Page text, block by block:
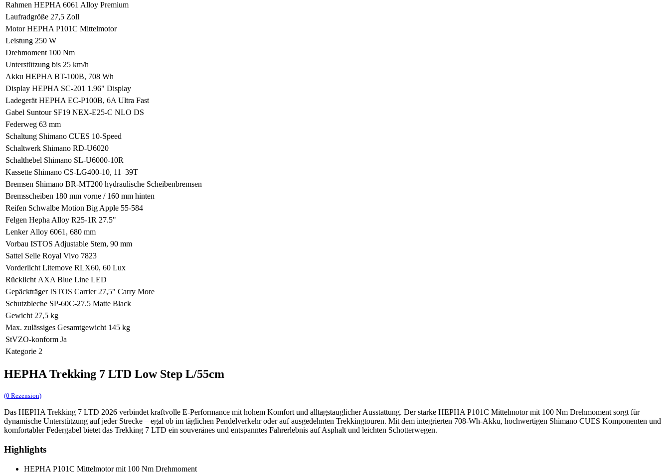
Rahmen HEPHA 6061 Alloy Premium
Laufradgröße 27,5 Zoll
Motor HEPHA P101C Mittelmotor
Leistung 250 W
Drehmoment 100 Nm
Unterstützung bis 25 km/h
Akku HEPHA BT-100B, 708 Wh
Display HEPHA SC-201 1.96" Display
Ladegerät HEPHA EC-P100B, 6A Ultra Fast
Gabel Suntour SF19 NEX-E25-C NLO DS
Federweg 63 mm
Schaltung Shimano CUES 10-Speed
Schaltwerk Shimano RD-U6020
Schalthebel Shimano SL-U6000-10R
Kassette Shimano CS-LG400-10, 11–39T
Bremsen Shimano BR-MT200 hydraulische Scheibenbremsen
Bremsscheiben 180 mm vorne / 160 mm hinten
Reifen Schwalbe Motion Big Apple 55-584
Felgen Hepha Alloy R25-1R 27.5"
Lenker Alloy 6061, 680 mm
Vorbau ISTOS Adjustable Stem, 90 mm
Sattel Selle Royal Vivo 7823
Vorderlicht Litemove RLX60, 60 Lux
Rücklicht AXA Blue Line LED
Gepäckträger ISTOS Carrier 27,5" Carry More
Schutzbleche SP-60C-27.5 Matte Black
Gewicht 27,5 kg
Max. zulässiges Gesamtgewicht 145 kg
StVZO-konform Ja
Kategorie 2
HEPHA Trekking 7 LTD Low Step L/55cm
(0 Rezension)
Das HEPHA Trekking 7 LTD 2026 verbindet kraftvolle E-Performance mit hohem Komfort und alltagstauglicher Ausstattung. Der starke HEPHA P101C Mittelmotor mit 100 Nm Drehmoment sorgt für
dynamische Unterstützung auf jeder Strecke – egal ob im täglichen Pendelverkehr oder auf ausgedehnten Trekkingtouren. Mit dem integrierten 708-Wh-Akku, hochwertigen Shimano CUES Komponenten und
komfortabler Federgabel bietet das Trekking 7 LTD ein souveränes und entspanntes Fahrerlebnis auf Asphalt und leichten Schotterwegen.
Highlights
HEPHA P101C Mittelmotor mit 100 Nm Drehmoment